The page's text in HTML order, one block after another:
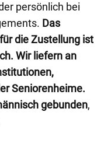
persönlich bei
Das
die Zustellung ist
Wir liefern an
Seniorenheime.
gebunden,